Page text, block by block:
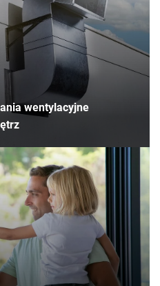
wentylacyjne